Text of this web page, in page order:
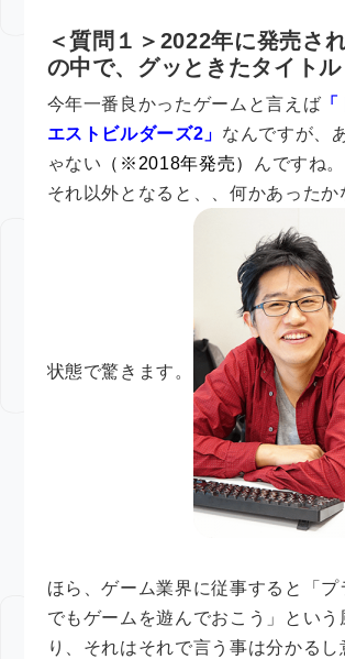
＜質問１＞2022年に発売さ
の中で、グッときたタイトル
今年一番良かったゲームと言えば
エストビルダーズ2」 なんですが、
ゃない （※2018年発売）
んですね。
それ以外となると、、何かあったか
状態で驚きます。
ほら、ゲーム業界に従事すると「プ
でもゲームを遊んでおこう」という
り、それはそれで言う事は分かるし